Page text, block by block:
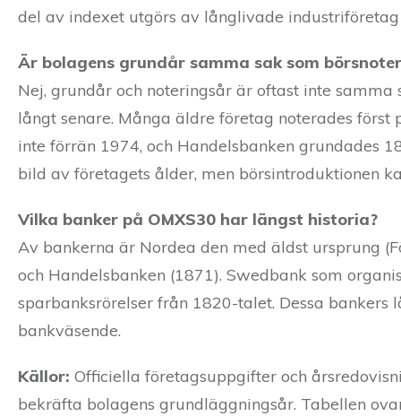
del av indexet utgörs av långlivade industriföretag
Är bolagens grundår samma sak som
Nej, grundår och noteringsår är oftast inte
långt senare. Många äldre företag noterades
inte förrän 1974, och Handelsbanken grundades
bild av företagets ålder, men börsintroduktionen
Vilka banker på OMXS30 har längst historia?
Av bankerna är Nordea den med äldst ursprung
och Handelsbanken (1871). Swedbank som
sparbanksrörelser från 1820-talet. Dessa
bankväsende.
Källor: Officiella företagsuppgifter och
bekräfta bolagens grundläggningsår. Tabellen